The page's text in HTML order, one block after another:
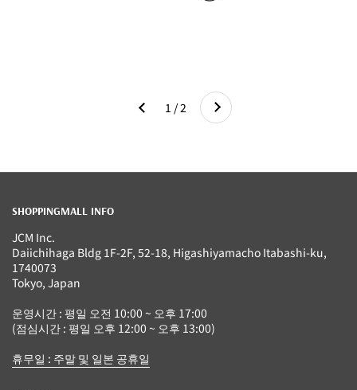
이전 1 / 2 다음
SHOPPINGMALL INFO
JCM Inc.
Daiichihaga Bldg 1F-2F, 52-18, Higashiyamacho Itabashi-ku,
1740073
Tokyo, Japan
운영시간 : 평일 오전 10:00 ~ 오후 17:00
(점심시간 : 평일 오후 12:00 ~ 오후 13:00)
휴무일 : 주말 및 일본 공휴일